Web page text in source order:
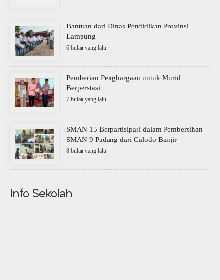
Bantuan dari Dinas Pendidikan Provinsi
Lampung
6 bulan yang lalu
Pemberian Penghargaan untuk Murid
Berperstasi
7 bulan yang lalu
SMAN 15 Berpartisipasi dalam Pembersihan
SMAN 9 Padang dari Galodo Banjir
8 bulan yang lalu
Info Sekolah